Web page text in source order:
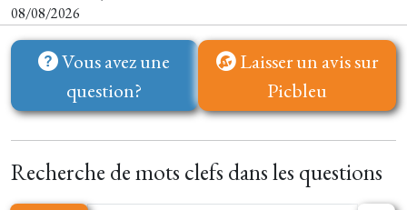
08/08/2026
Vous avez une
question?
Laisser un avis sur
Picbleu
Recherche de mots clefs dans les questions